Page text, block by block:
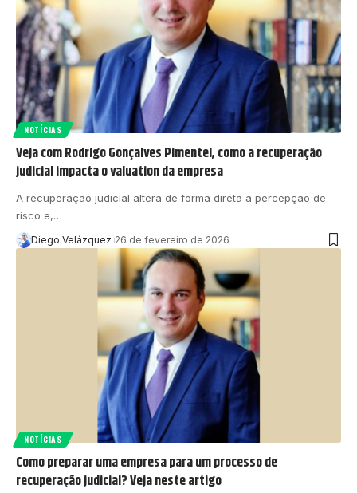
NOTÍCIAS
Veja com Rodrigo Gonçalves Pimentel, como a recuperação
judicial impacta o valuation da empresa
A recuperação judicial altera de forma direta a percepção de
risco e,…
Diego Velázquez 26 de fevereiro de 2026
NOTÍCIAS
Como preparar uma empresa para um processo de
recuperação judicial? Veja neste artigo